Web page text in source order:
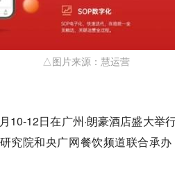
△图片来源：慧运营
12日在广州·朗豪酒店盛大举
究院和央广网餐饮频道联合承